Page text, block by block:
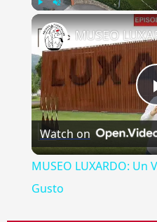
Watch on
MUSEO LUXARDO:
Gusto